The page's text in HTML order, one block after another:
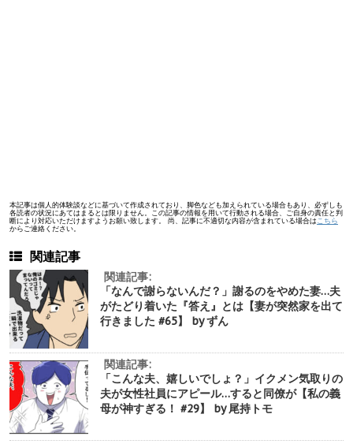
本記事は個人的体験談などに基づいて作成されており、脚色なども加えられている場合もあり、必ずしも
各読者の状況にあてはまるとは限りません。この記事の情報を用いて行動される場合、ご自身の責任と判
断により対応いただけますようお願い致します。 尚、記事に不適切な内容が含まれている場合は こちら
からご連絡ください。
関連記事
関連記事:
「なんで謝らないんだ？」謝るのをやめた妻…夫
がたどり着いた『答え』とは【妻が突然家を出て
行きました #65】 by ずん
関連記事:
「こんな夫、嬉しいでしょ？」イクメン気取りの
夫が女性社員にアピール…すると同僚が【私の義
母が神すぎる！ #29】 by 尾持トモ